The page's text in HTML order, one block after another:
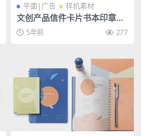
平面|广告 样机素材
文创产品信件卡片书本印章办
公用品psd样机
5年前 277